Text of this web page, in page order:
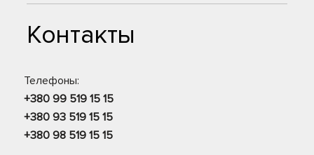
Контакты
Телефоны:
+380 99 519 15 15
+380 93 519 15 15
+380 98 519 15 15